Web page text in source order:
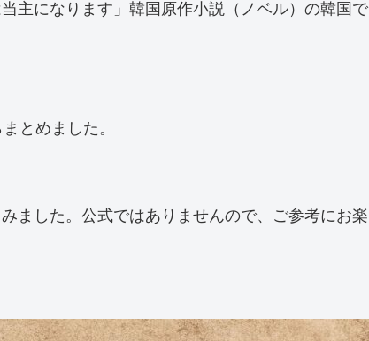
主になります」韓国原作小説（ノベル）の韓国で
とめました。
ました。公式ではありませんので、ご参考にお楽